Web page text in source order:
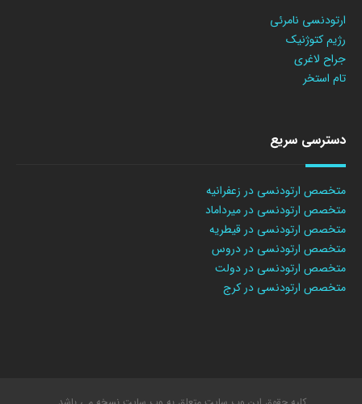
ارتودنسی نامرئی
رژیم کتوژنیک
جراح لاغری
تام استخر
دسترسی سریع
متخصص ارتودنسی در زعفرانیه
متخصص ارتودنسی در میرداماد
متخصص ارتودنسی در قیطریه
متخصص ارتودنسی در دروس
متخصص ارتودنسی در دولت
متخصص ارتودنسی در کرج